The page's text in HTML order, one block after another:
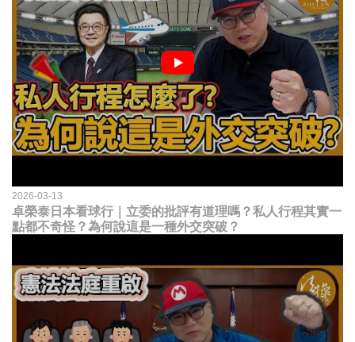
2026-03-13
卓榮泰日本看球行｜立委的批評有道理嗎？私人行程其實一
點都不奇怪？為何說這是一種外交突破？